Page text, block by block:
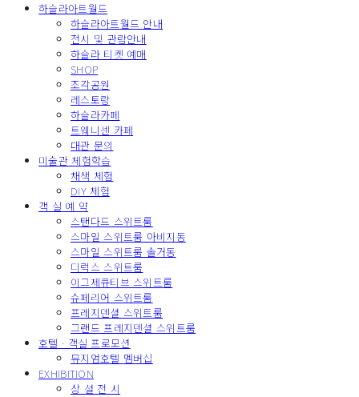
하슬라아트월드
하슬라아트월드 안내
전시 및 관람안내
하슬라 티켓 예매
SHOP
조각공원
레스토랑
하슬라카페
트웨니센 카페
대관 문의
미술관 체험학습
채색 체험
DIY 체험
객 실 예 약
스탠다드 스위트룸
스마일 스위트룸 아비지동
스마일 스위트룸 솔거동
디럭스 스위트룸
이그제큐티브 스위트룸
슈페리어 스위트룸
프레지덴셜 스위트룸
그랜드 프레지덴셜 스위트룸
호텔 · 객실 프로모션
뮤지엄호텔 멤버십
EXHIBITION
상 설 전 시